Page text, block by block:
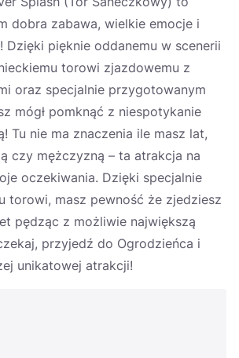
dobra zabawa, wielkie emocje i
Dzięki pięknie oddanemu w scenerii
torowi zjazdowemu z
oraz specjalnie przygotowanym
mógł pomknąć z niespotykanie
Tu nie ma znaczenia ile masz lat,
czy mężczyzną – ta atrakcja na
oczekiwania. Dzięki specjalnie
torowi, masz pewność że zjedziesz
pędząc z możliwie największą
przyjedź do Ogrodzieńca i
unikatowej atrakcji!